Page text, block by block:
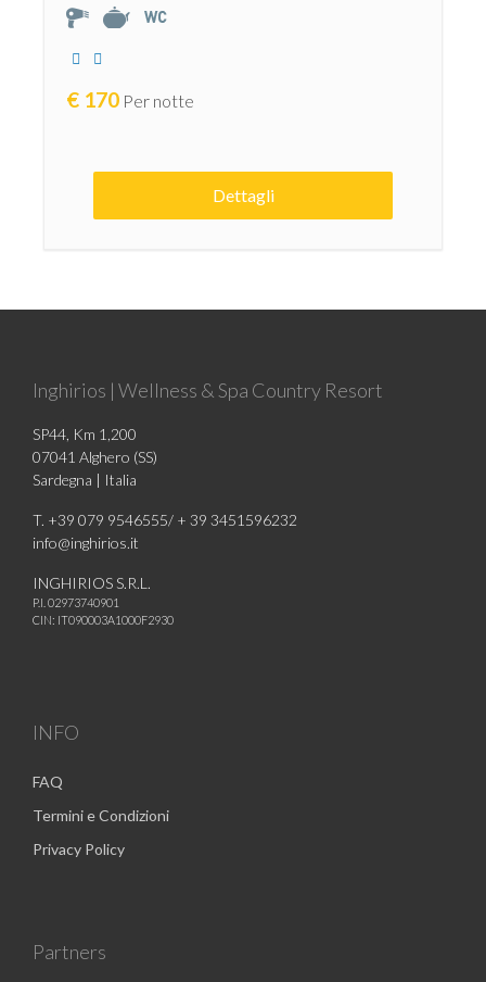
€ 170 Per notte
Dettagli
Inghirios | Wellness & Spa Country Resort
SP44, Km 1,200
07041 Alghero (SS)
Sardegna | Italia
T. +39 079 9546555/ + 39 3451596232
info@inghirios.it
INGHIRIOS S.R.L.
P.I. 02973740901
CIN: IT090003A1000F2930
INFO
FAQ
Termini e Condizioni
Privacy Policy
Partners